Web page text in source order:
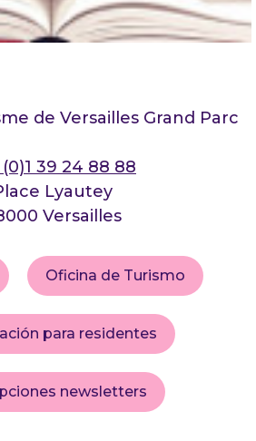
de Versailles Grand Parc
(0)1 39 24 88 88
Lyautey
Versailles
Oficina de Turismo
para residentes
newsletters